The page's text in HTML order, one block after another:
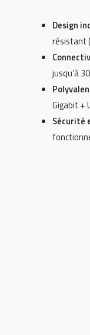
Design
résistant
jusqu’à
Gigabit +
Sécurité